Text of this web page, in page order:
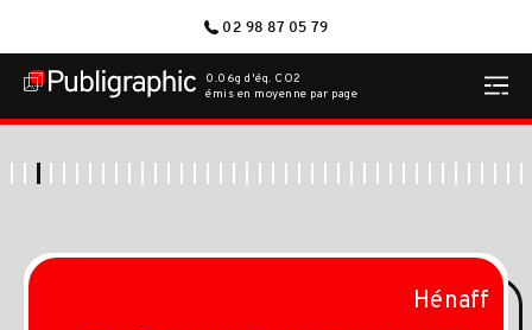
02 98 87 05 79
0.06g d'éq. CO2
émis en moyenne par page
Hénaff